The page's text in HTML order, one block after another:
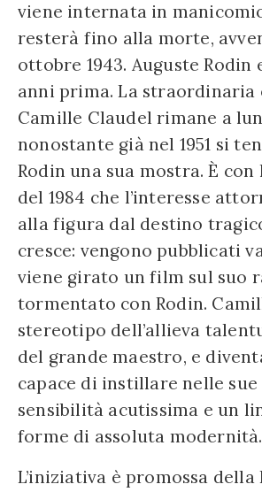
viene internata in
resterà fino alla morte,
ottobre 1943. Auguste Rodin
anni prima. La straordinaria
Camille Claudel rimane a
nonostante già nel 1951 si
Rodin una sua mostra. È con
del 1984 che l’interesse
alla figura dal destino
cresce: vengono pubblicati
viene girato un film sul suo
tormentato con Rodin.
stereotipo dell’allieva
del grande maestro, e
capace di instillare nelle
sensibilità acutissima e un
forme di assoluta modernità.
L’iniziativa è promossa